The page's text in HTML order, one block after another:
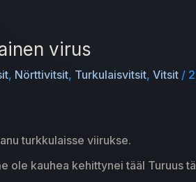
virus
, Nörttivitsit, Turkulaisvitsit, Vitsit /
turkkulaisse viirukse.
ole kauhea kehittynei tääl Turuus